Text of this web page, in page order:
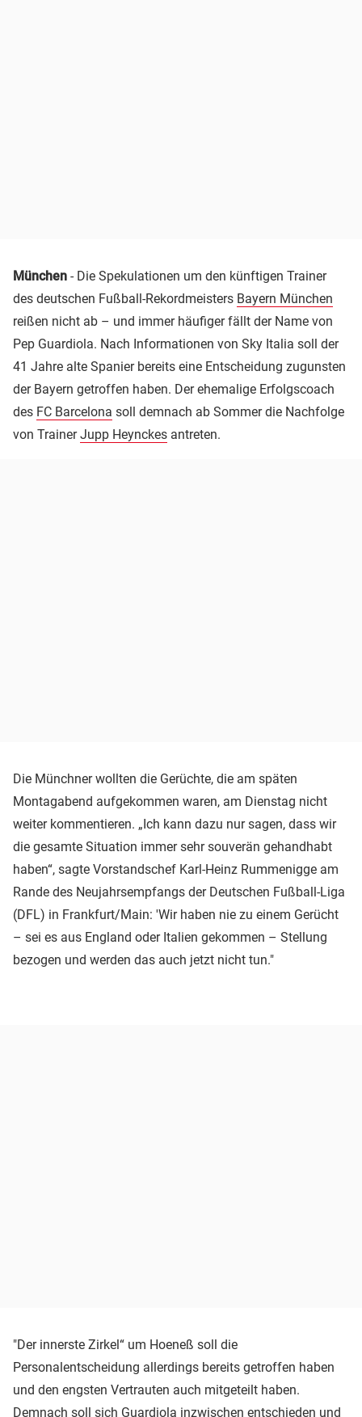
München - Die Spekulationen um den künftigen Trainer
des deutschen Fußball-Rekordmeisters Bayern München
reißen nicht ab – und immer häufiger fällt der Name von
Pep Guardiola. Nach Informationen von Sky Italia soll der
41 Jahre alte Spanier bereits eine Entscheidung zugunsten
der Bayern getroffen haben. Der ehemalige Erfolgscoach
des FC Barcelona soll demnach ab Sommer die Nachfolge
von TrainerJupp Heynckes antreten.
Die Münchner wollten die Gerüchte, die am späten
Montagabend aufgekommen waren, am Dienstag nicht
weiter kommentieren. „Ich kann dazu nur sagen, dass wir
die gesamte Situation immer sehr souverän gehandhabt
haben“, sagte Vorstandschef Karl-Heinz Rummenigge am
Rande des Neujahrsempfangs der Deutschen Fußball-Liga
(DFL) in Frankfurt/Main: 'Wir haben nie zu einem Gerücht
– sei es aus England oder Italien gekommen – Stellung
bezogen und werden das auch jetzt nicht tun."
"Der innerste Zirkel“ um Hoeneß soll die
Personalentscheidung allerdings bereits getroffen haben
und den engsten Vertrauten auch mitgeteilt haben.
Demnach soll sich Guardiola inzwischen entschieden und